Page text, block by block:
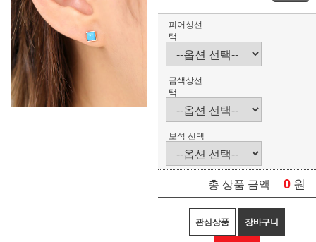
피어싱선
택
금색상선
택
보석 선택
총 상품 금액 0 원
관심상품 장바구니